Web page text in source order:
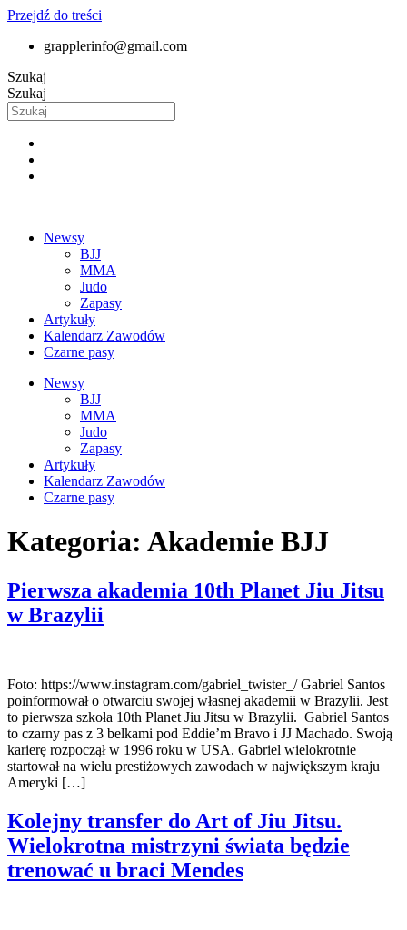
Przejdź do treści
grapplerinfo@gmail.com
Szukaj
Szukaj
Newsy
BJJ
MMA
Judo
Zapasy
Artykuły
Kalendarz Zawodów
Czarne pasy
Newsy
BJJ
MMA
Judo
Zapasy
Artykuły
Kalendarz Zawodów
Czarne pasy
Kategoria: Akademie BJJ
Pierwsza akademia 10th Planet Jiu Jitsu
w Brazylii
Foto: https://www.instagram.com/gabriel_twister_/ Gabriel Santos
poinformował o otwarciu swojej własnej akademii w Brazylii. Jest
to pierwsza szkoła 10th Planet Jiu Jitsu w Brazylii. Gabriel Santos
to czarny pas z 3 belkami pod Eddie’m Bravo i JJ Machado. Swoją
karierę rozpoczął w 1996 roku w USA. Gabriel wielokrotnie
startował na wielu prestiżowych zawodach w największym kraju
Ameryki […]
Kolejny transfer do Art of Jiu Jitsu.
Wielokrotna mistrzyni świata będzie
trenować u braci Mendes